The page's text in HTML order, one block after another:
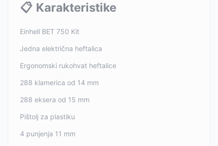
📋 Karakteristike
Einhell BET 750 Kit
Jedna električna heftalica
Ergonomski rukohvat heftalice
288 klamerica od 14 mm
288 eksera od 15 mm
Pištolj za plastiku
4 punjenja 11 mm